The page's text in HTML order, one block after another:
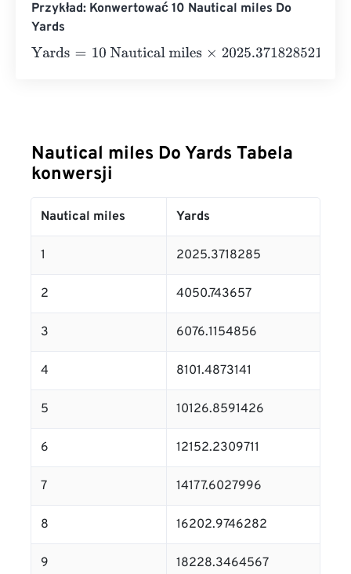
Przykład: Konwertować 10 Nautical miles Do
Yards
Yards= 10 Nautical miles ×2025.3718285214=
Nautical miles Do Yards Tabela
konwersji
Nautical miles Yards
1 2025.3718285
2 4050.743657
3 6076.1154856
4 8101.4873141
5 10126.8591426
6 12152.2309711
7 14177.6027996
8 16202.9746282
9 18228.3464567